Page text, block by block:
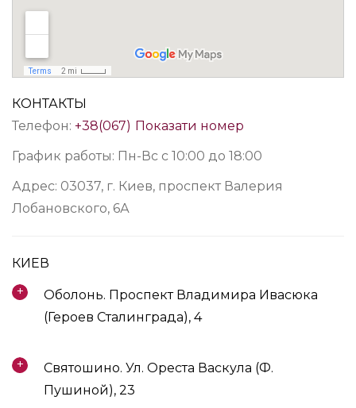
КОНТАКТЫ
Телефон: +38(067) Показати номер
График работы: Пн-Вс с 10:00 до 18:00
Адрес: 03037, г. Киев, проспект Валерия
Лобановского, 6А
КИЕВ
Оболонь. Проспект Владимира Ивасюка
(Героев Сталинграда), 4
Святошино. Ул. Ореста Васкула (Ф.
Пушиной), 23